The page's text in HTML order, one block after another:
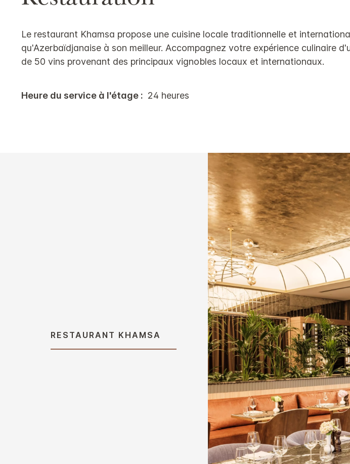
Le restaurant Khamsa propose une cuisine locale traditionnelle et
qu'Azerbaïdjanaise à son meilleur. Accompagnez votre expérience culinaire
de 50 vins provenant des principaux vignobles locaux et internationaux.
Heure du service à l'étage : 24 heures
RESTAURANT KHAMSA